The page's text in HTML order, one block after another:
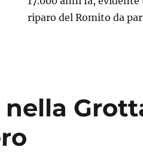
riparo del Romito da